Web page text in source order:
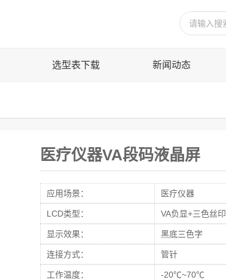
选型表下载 新闻动态
医疗仪器VA段码液晶屏
应用场景： 医疗仪器
LCD类型： VA负显+三色丝印
显示效果： 黑底三色字
连接方式： 管针
工作温度： -20℃~70℃